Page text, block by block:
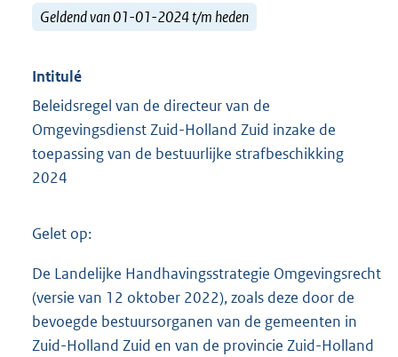
Geldend van 01-01-2024 t/m heden
Intitulé
Beleidsregel van de directeur van de
Omgevingsdienst Zuid-Holland Zuid inzake de
toepassing van de bestuurlijke strafbeschikking
2024
Gelet op:
De Landelijke Handhavingsstrategie Omgevingsrecht
(versie van 12 oktober 2022), zoals deze door de
bevoegde bestuursorganen van de gemeenten in
Zuid-Holland Zuid en van de provincie Zuid-Holland